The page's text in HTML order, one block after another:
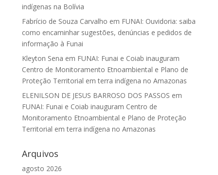
indígenas na Bolívia
Fabrício de Souza Carvalho em FUNAI: Ouvidoria: saiba
como encaminhar sugestões, denúncias e pedidos de
informação à Funai
Kleyton Sena em FUNAI: Funai e Coiab inauguram
Centro de Monitoramento Etnoambiental e Plano de
Proteção Territorial em terra indígena no Amazonas
ELENILSON DE JESUS BARROSO DOS PASSOS em
FUNAI: Funai e Coiab inauguram Centro de
Monitoramento Etnoambiental e Plano de Proteção
Territorial em terra indígena no Amazonas
Arquivos
agosto 2026